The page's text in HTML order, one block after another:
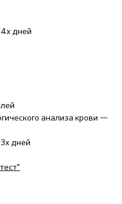
дней
анализа крови —
дней